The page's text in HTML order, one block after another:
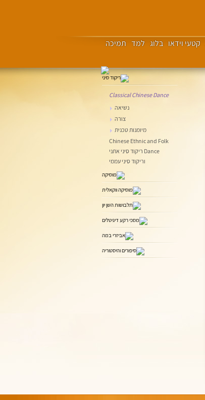
קטעי וידאו בלוג למד תמיכה
Classical Chinese Dance
נשיאה
צורה
מיומנות טכנית
Chinese Ethnic and Folk
Dance ריקוד סיני אתני
וריקוד סיני עממי